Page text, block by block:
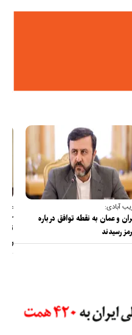
آبادی:
و عمان به نقطه توافق درباره
رسیدند
عضو
را